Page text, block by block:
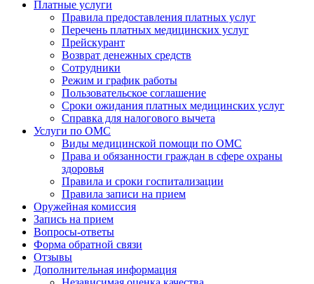
Платные услуги
Правила предоставления платных услуг
Перечень платных медицинских услуг
Прейскурант
Возврат денежных средств
Сотрудники
Режим и график работы
Пользовательское соглашение
Сроки ожидания платных медицинских услуг
Справка для налогового вычета
Услуги по ОМС
Виды медицинской помощи по ОМС
Права и обязанности граждан в сфере охраны
здоровья
Правила и сроки госпитализации
Правила записи на прием
Оружейная комиссия
Запись на прием
Вопросы-ответы
Форма обратной связи
Отзывы
Дополнительная информация